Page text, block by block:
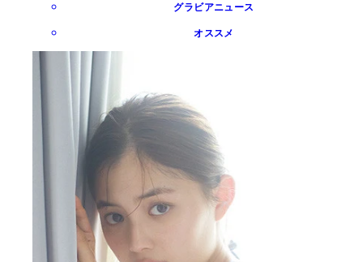
グラビアニュース
オススメ